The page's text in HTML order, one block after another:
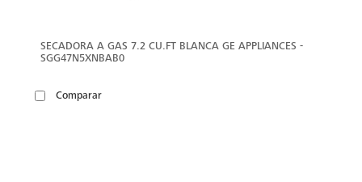
SECADORA A GAS 7.2 CU.FT BLANCA GE APPLIANCES -
SGG47N5XNBAB0
Comparar